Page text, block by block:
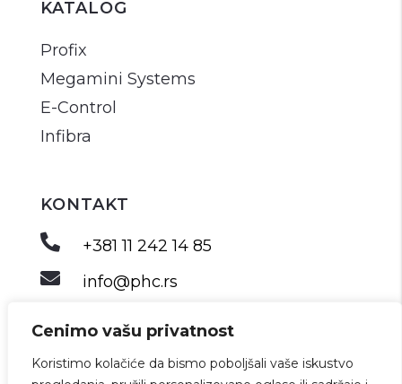
Cenimo vašu privatnost
Koristimo kolačiće da bismo poboljšali vaše iskustvo
KATALOG
Profix
Megamini Systems
E-Control
Infibra
KONTAKT

+381 11 242 14 85

info@phc.rs
©2026 PHC. Sva prava zadržana.